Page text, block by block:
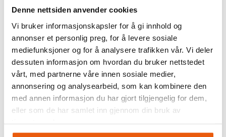
Denne nettsiden anvender cookies
Vi bruker informasjonskapsler for å gi innhold og
annonser et personlig preg, for å levere sosiale
mediefunksjoner og for å analysere trafikken vår. Vi deler
dessuten informasjon om hvordan du bruker nettstedet
vårt, med partnerne våre innen sosiale medier,
annonsering og analysearbeid, som kan kombinere den
med annen informasjon du har gjort tilgjengelig for dem,
eller som de har samlet inn gjennom din bruk av
Hva er 3PL?
Lagerhåndtering – 6 viktige
suksessfaktorer
17. april 2023
Du finner oss på Facebook